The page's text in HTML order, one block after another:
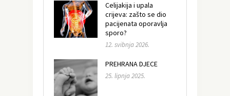
Celijakija i upala
crijeva: zašto se dio
pacijenata oporavlja
sporo?
12. svibnja 2026.
PREHRANA DJECE
25. lipnja 2025.